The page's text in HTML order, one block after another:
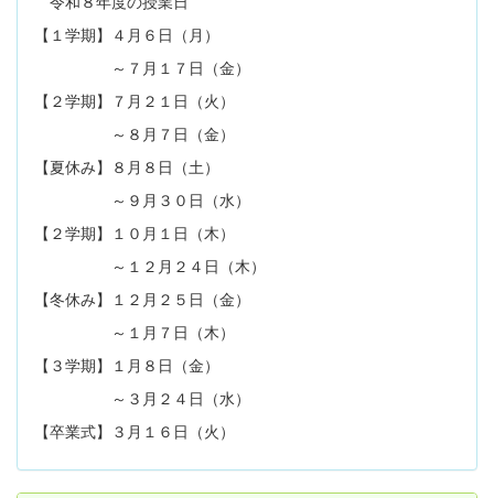
【１学期】４月６日（月）
～７月１７日（金）
【２学期】７月２１日（火）
～８月７日（金）
【夏休み】８月８日（土）
～９月３０日（水）
【２学期】１０月１日（木）
～１２月２４日（木）
【冬休み】１２月２５日（金）
～１月７日（木）
【３学期】１月８日（金）
～３月２４日（水）
【卒業式】３月１６日（火）